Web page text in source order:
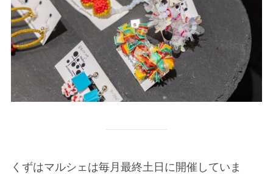
くずはマルシェは毎月最終土日に開催していま